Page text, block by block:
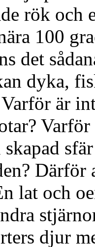
rök
100
det
dyka,
är
Därför
lat och
djur